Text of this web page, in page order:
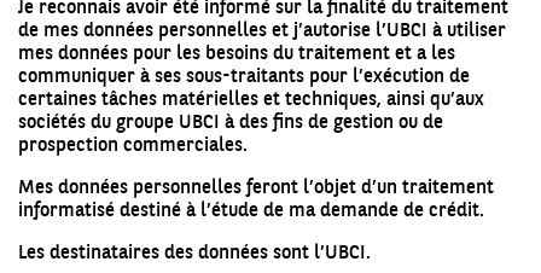
Je reconnais avoir été informé sur la finalité du traitement
de mes données personnelles et j’autorise l’UBCI à utiliser
mes données pour les besoins du traitement et a les
communiquer à ses sous-traitants pour l’exécution de
certaines tâches matérielles et techniques, ainsi qu’aux
sociétés du groupe UBCI à des fins de gestion ou de
prospection commerciales.
Mes données personnelles feront l’objet d’un traitement
informatisé destiné à l’étude de ma demande de crédit.
Les destinataires des données sont l’UBCI.